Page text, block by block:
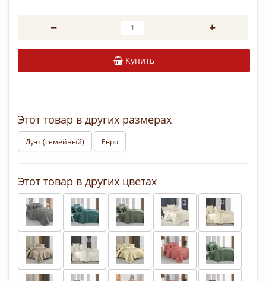
Купить
Этот товар в других размерах
Дуэт (семейный) Евро
Этот товар в других цветах